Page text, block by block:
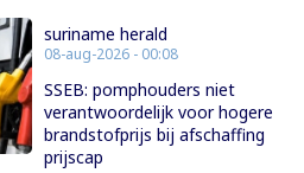
suriname herald
08-aug-2026 - 00:08
SSEB: pomphouders niet
verantwoordelijk voor hogere
brandstofprijs bij afschaffing
prijscap